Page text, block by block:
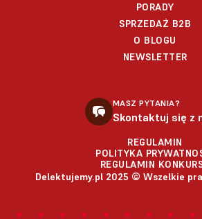
PORADY
SPRZEDAŻ B2B
O BLOGU
NEWSLETTER
MASZ PYTANIA?
Skontaktuj się z
REGULAMIN
POLITYKA
REGULAMIN
Delektujemy.pl 2025 © Wszelkie